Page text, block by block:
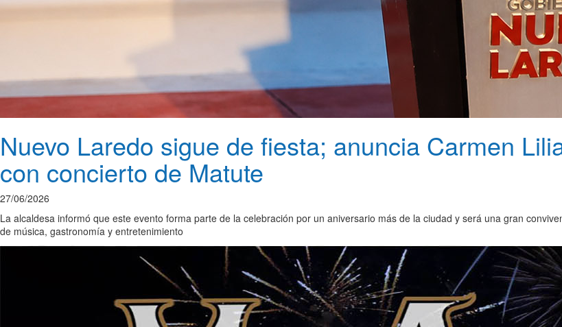
Nuevo Laredo sigue de fiesta; anuncia Carmen
con concierto de Matute
27/06/2026
La alcaldesa informó que este evento forma parte de la celebración por un aniversario más de la ciudad y será una gran
de música, gastronomía y entretenimiento